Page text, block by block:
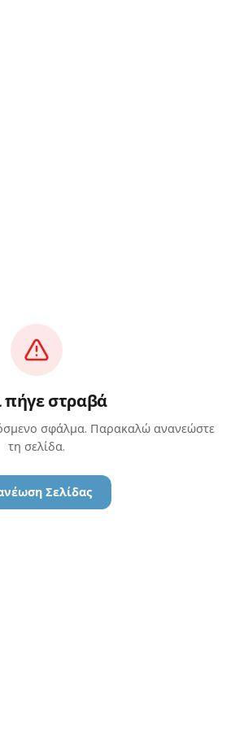
πήγε στραβά
σφάλμα. Παρακαλώ ανανεώστε
τη σελίδα.
Σελίδας